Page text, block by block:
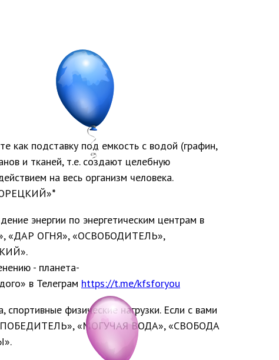
как подставку под емкость с водой (графин,
и тканей, т.е. создают целебную
на весь организм человека.
*
энергии по энергетическим центрам в
«ДАР ОГНЯ», «ОСВОБОДИТЕЛЬ»,
- планета-
в Телеграм https://t.me/kfsforyou
физические нагрузки. Если с вами
«ПОБЕДИТЕЛЬ», «МОГУЧАЯ ВОДА», «СВОБОДА